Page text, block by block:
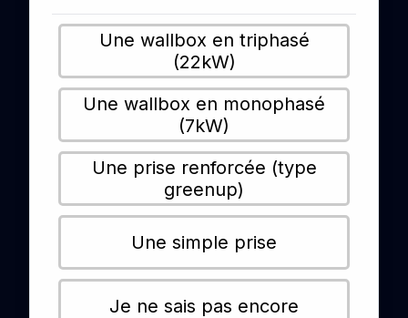
Une wallbox en triphasé
(22kW)
Une wallbox en monophasé
(7kW)
Une prise renforcée (type
greenup)
Une simple prise
Je ne sais pas encore